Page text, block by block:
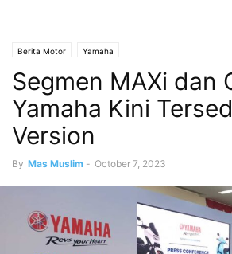
Berita Motor Yamaha
Segmen MAXi dan
Yamaha Kini
Version
By Mas Muslim - October 7, 2023